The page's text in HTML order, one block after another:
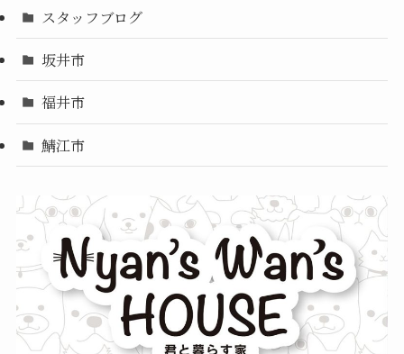
スタッフブログ
坂井市
福井市
鯖江市